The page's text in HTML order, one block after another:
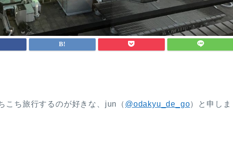
こち旅行するのが好きな、jun（ @odakyu_de_go）と申しま